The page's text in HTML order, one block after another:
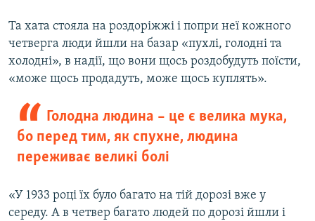
Та хата стояла на роздоріжжі і попри неї кожного
четверга люди йшли на базар «пухлі, голодні та
холодні», в надії, що вони щось роздобудуть поїсти,
«може щось продадуть, може щось куплять».
Голодна людина – це є велика мука,
бо перед тим, як спухне, людина
переживає великі болі
«У 1933 році їх було багато на тій дорозі вже у
середу. А в четвер багато людей по дорозі йшли і